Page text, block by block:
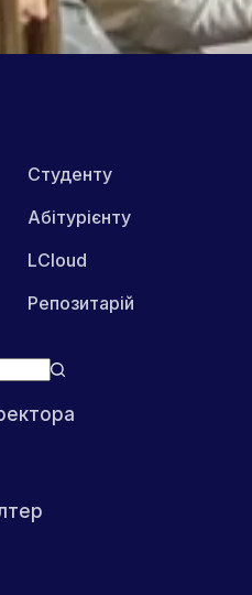
Студенту
Абітурієнту
LCloud
Репозитарій